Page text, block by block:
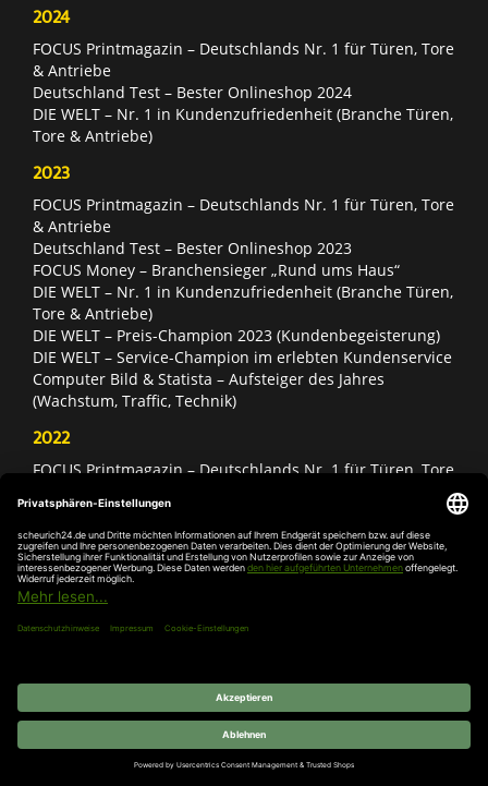
2024
FOCUS Printmagazin – Deutschlands Nr. 1 für Türen, Tore
& Antriebe
Deutschland Test – Bester Onlineshop 2024
DIE WELT – Nr. 1 in Kundenzufriedenheit (Branche Türen,
Tore & Antriebe)
2023
FOCUS Printmagazin – Deutschlands Nr. 1 für Türen, Tore
& Antriebe
Deutschland Test – Bester Onlineshop 2023
FOCUS Money – Branchensieger „Rund ums Haus“
DIE WELT – Nr. 1 in Kundenzufriedenheit (Branche Türen,
Tore & Antriebe)
DIE WELT – Preis-Champion 2023 (Kundenbegeisterung)
DIE WELT – Service-Champion im erlebten Kundenservice
Computer Bild & Statista – Aufsteiger des Jahres
(Wachstum, Traffic, Technik)
2022
FOCUS Printmagazin – Deutschlands Nr. 1 für Türen, Tore
Deutschland Test – Bester Onlineshop 2022
FOCUS Money – Branchensieger „Rund ums Haus“
DIE WELT – Service-Champion im erlebten Kundenservice
DIE WELT – Branchengewinner Gold-Rang (Türen, Tore &
Antriebe)
© 2026 SCHEURICH GmbH